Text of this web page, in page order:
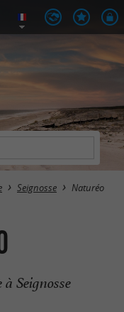
Seignosse Naturéo
Seignosse